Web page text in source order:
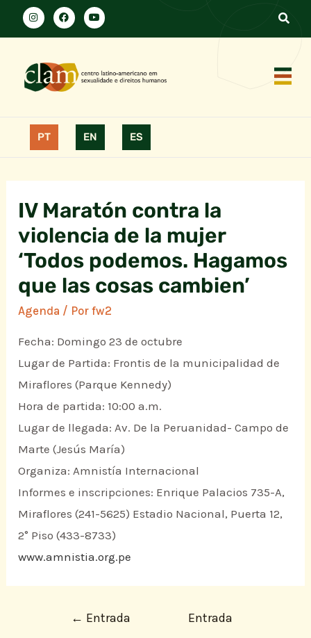
PT EN ES
IV Maratón contra la
violencia de la mujer
‘Todos podemos. Hagamos
que las cosas cambien’
Agenda / Porfw2
Fecha: Domingo 23 de octubre
Lugar de Partida: Frontis de la municipalidad de
Miraflores (Parque Kennedy)
Hora de partida: 10:00 a.m.
Lugar de llegada: Av. De la Peruanidad- Campo de
Marte (Jesús María)
Organiza: Amnistía Internacional
Informes e inscripciones: Enrique Palacios 735-A,
Miraflores (241-5625) Estadio Nacional, Puerta 12,
2° Piso (433-8733)
www.amnistia.org.pe
← Entrada
Entrada